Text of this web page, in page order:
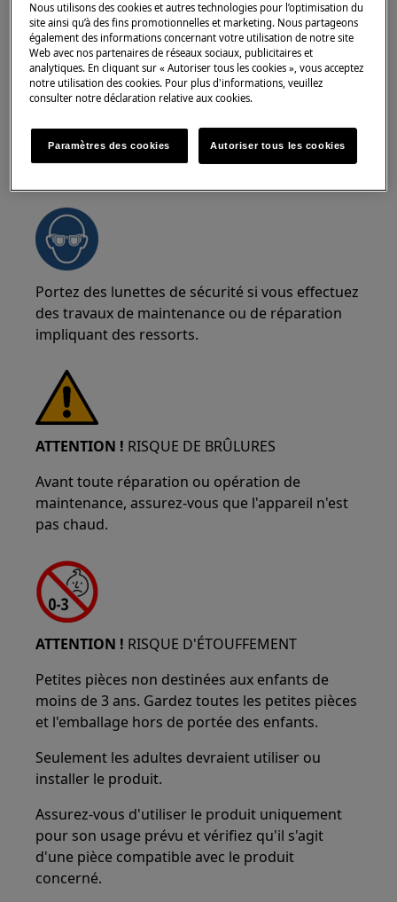
chaussures de sécurité. Portez des gants de
sécurité en tout temps pour vous protéger des
coupures dues aux bords tranchants.
Portez des lunettes de sécurité si vous effectuez
des travaux de maintenance ou de réparation
impliquant des ressorts.
ATTENTION ! RISQUE DE BRÛLURES
Avant toute réparation ou opération de
maintenance, assurez-vous que l'appareil n'est
pas chaud.
ATTENTION ! RISQUE D'ÉTOUFFEMENT
Petites pièces non destinées aux enfants de
moins de 3 ans. Gardez toutes les petites pièces
et l'emballage hors de portée des enfants.
Seulement les adultes devraient utiliser ou
installer le produit.
Assurez-vous d'utiliser le produit uniquement
pour son usage prévu et vérifiez qu'il s'agit
d'une pièce compatible avec le produit
concerné.
Nous utilisons des cookies et autres technologies pour l’optimisation du
site ainsi qu’à des fins promotionnelles et marketing. Nous partageons
également des informations concernant votre utilisation de notre site
Web avec nos partenaires de réseaux sociaux, publicitaires et
analytiques. En cliquant sur « Autoriser tous les cookies », vous acceptez
notre utilisation des cookies. Pour plus d'informations, veuillez
consulter notre déclaration relative aux cookies.
Paramètres des cookies Autoriser tous les cookies